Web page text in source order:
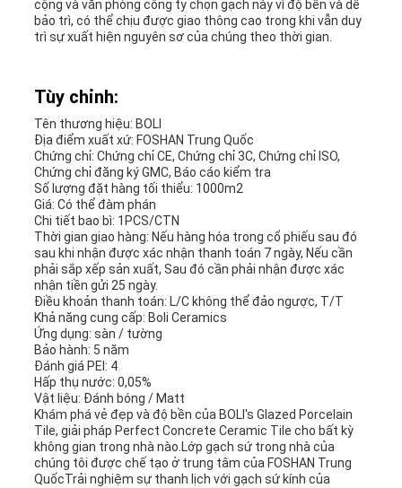
cộng và văn phòng công ty chọn gạch này vì độ bền và dễ
bảo trì, có thể chịu được giao thông cao trong khi vẫn duy
trì sự xuất hiện nguyên sơ của chúng theo thời gian.
Tùy chỉnh:
Tên thương hiệu: BOLI
Địa điểm xuất xứ: FOSHAN Trung Quốc
Chứng chỉ: Chứng chỉ CE, Chứng chỉ 3C, Chứng chỉ ISO,
Chứng chỉ đăng ký GMC, Báo cáo kiểm tra
Số lượng đặt hàng tối thiểu: 1000m2
Giá: Có thể đàm phán
Chi tiết bao bì: 1PCS/CTN
Thời gian giao hàng: Nếu hàng hóa trong cổ phiếu sau đó
sau khi nhận được xác nhận thanh toán 7 ngày, Nếu cần
phải sắp xếp sản xuất, Sau đó cần phải nhận được xác
nhận tiền gửi 25 ngày.
Điều khoản thanh toán: L/C không thể đảo ngược, T/T
Khả năng cung cấp: Boli Ceramics
Ứng dụng: sàn / tường
Bảo hành: 5 năm
Đánh giá PEI: 4
Hấp thụ nước: 0,05%
Vật liệu: Đánh bóng / Matt
Khám phá vẻ đẹp và độ bền của BOLI's Glazed Porcelain
Tile, giải pháp Perfect Concrete Ceramic Tile cho bất kỳ
không gian trong nhà nào.Lớp gạch sứ trong nhà của
chúng tôi được chế tạo ở trung tâm của FOSHAN Trung
QuốcTrải nghiệm sự thanh lịch với gạch sứ kính của